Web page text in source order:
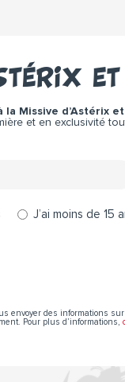
Missive d’Astérix
et en exclusivité
J’ai moins de 15
envoyer des informations
Pour plus d’informations,